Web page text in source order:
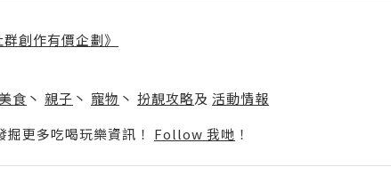
創作有價企劃》
食 丶 親子 丶 寵物 丶 扮靚攻略及 活動情報
更多吃喝玩樂資訊！ Follow 我哋 ！